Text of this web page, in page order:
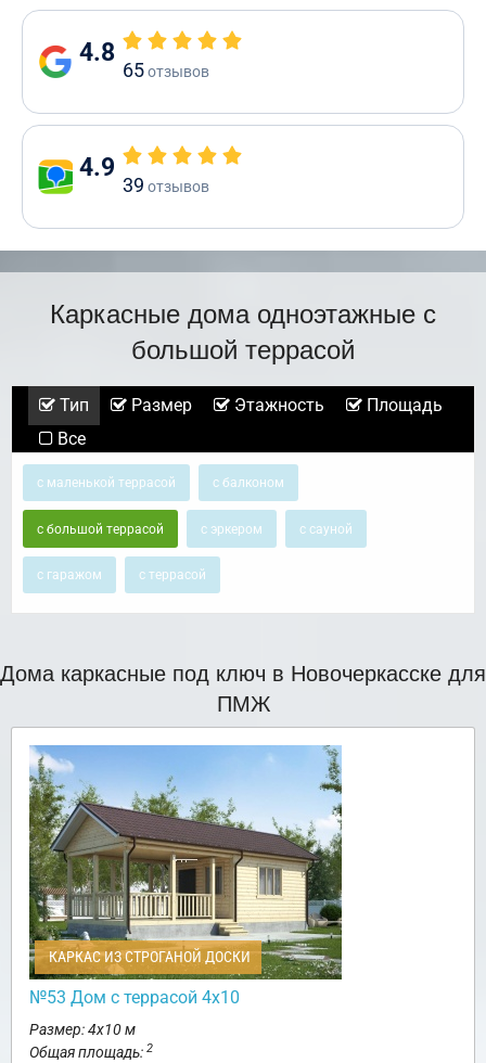
4.8
65отзывов
4.9
39 отзывов
Каркасные дома одноэтажные с
большой террасой
Тип Размер Этажность
Площадь
Все
с маленькой террасой с балконом
с большой террасой с эркером с сауной
с гаражом с террасой
Дома каркасные под ключ в Новочеркасске для
ПМЖ
КАРКАС ИЗ СТРОГАНОЙ ДОСКИ
№53 Дом с террасой 4х10
Размер: 4х10 м
Общая площадь: 2